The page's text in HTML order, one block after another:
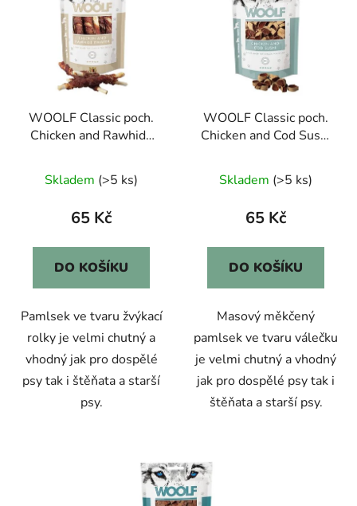
WOOLF Classic poch.
Chicken and Rawhide
Skladem (>5 ks)
65 Kč
DO KOŠÍKU
Pamlsek ve tvaru žvýkací
rolky je velmi chutný a
vhodný jak pro dospělé
psy tak i štěňata a starší
psy.
WOOLF Classic poch.
Chicken and Cod Sushi
Skladem (>5 ks)
65 Kč
DO KOŠÍKU
Masový měkčený
pamlsek ve tvaru válečku
je velmi chutný a vhodný
jak pro dospělé psy tak i
štěňata a starší psy.